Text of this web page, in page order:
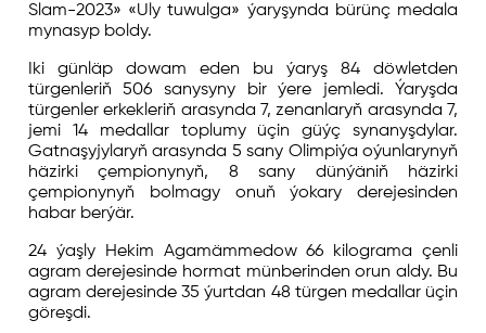
Slam-2023» «Uly tuwulga» ýaryşynda bürünç medala
mynasyp boldy.
Iki günläp dowam eden bu ýaryş 84 döwletden
türgenleriň 506 sanysyny bir ýere jemledi. Ýaryşda
türgenler erkekleriň arasynda 7, zenanlaryň arasynda 7,
jemi 14 medallar toplumy üçin güýç synanyşdylar.
Gatnaşyjylaryň arasynda 5 sany Olimpiýa oýunlarynyň
häzirki çempionynyň, 8 sany dünýäniň häzirki
çempionynyň bolmagy onuň ýokary derejesinden
habar berýär.
24 ýaşly Hekim Agamämmedow 66 kilograma çenli
agram derejesinde hormat münberinden orun aldy. Bu
agram derejesinde 35 ýurtdan 48 türgen medallar üçin
göreşdi.